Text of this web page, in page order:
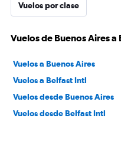
Vuelos por clase
Vuelos de Buenos Aires a
Vuelos a Buenos Aires
Vuelos a Belfast Intl
Vuelos desde Buenos Aires
Vuelos desde Belfast Intl